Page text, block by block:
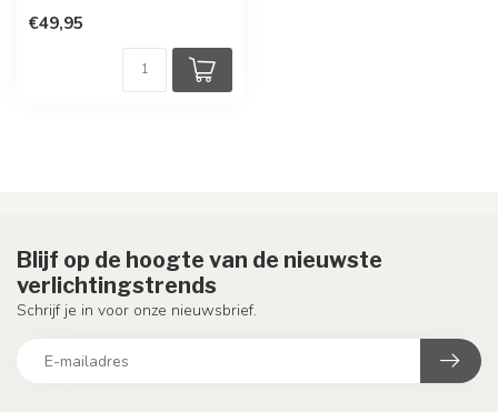
€49,95
Blijf op de hoogte van de nieuwste
verlichtingstrends
Schrijf je in voor onze nieuwsbrief.